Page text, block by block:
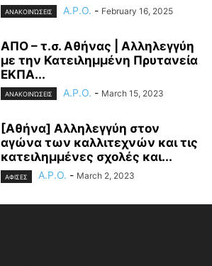
ΑΝΑΚΟΙΝΏΣΕΙΣ A.P.O. - February 16, 2025
ΑΠΟ – τ.σ. Αθήνας | Αλληλεγγύη
με την Κατειλημμένη Πρυτανεία
ΕΚΠΑ...
ΑΝΑΚΟΙΝΏΣΕΙΣ A.P.O. - March 15, 2023
[Αθήνα] Αλληλεγγύη στον
αγώνα των καλλιτεχνών και τις
κατειλημμένες σχολές και...
ΑΦΙΣΕΣ A.P.O. - March 2, 2023